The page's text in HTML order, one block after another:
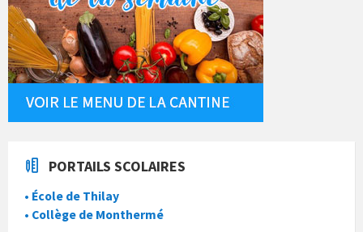
PORTAILS SCOLAIRES
• École de Thilay
• Collège de Monthermé